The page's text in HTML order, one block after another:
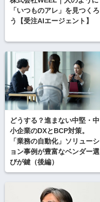
「いつものアレ」を見つくろ
う【受注AIエージェント】
どうする？進まない中堅・中
小企業のDXとBCP対策。
「業務の自動化」ソリューシ
ョン事例が豊富なベンダー選
びが鍵（後編）